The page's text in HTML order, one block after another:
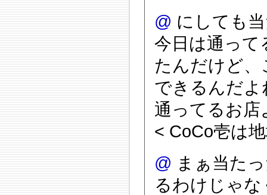
@ にしても
今日は通って
たんだけど
できるんだよ
通ってるお店
< CoCo壱は
@ まぁ当た
るわけじゃ